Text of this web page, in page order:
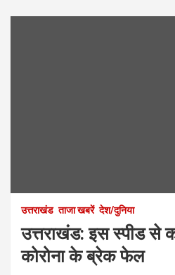
उत्तराखंड ताजा खबरें देश/दुनिया
उत्तराखंड: इस स्पीड से
कोरोना के ब्रेक फेल